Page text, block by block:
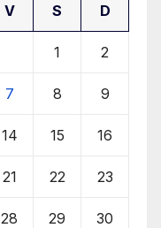
V S D
1 2
7 8 9
14 15 16
21 22 23
28 29 30